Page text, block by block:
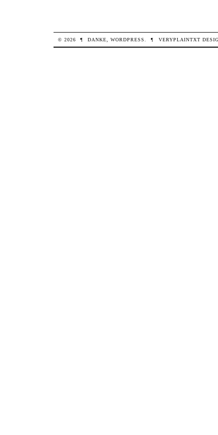
© 2026 ¶ DANKE,WORDPRESS ¶ VERYPLAINTXT